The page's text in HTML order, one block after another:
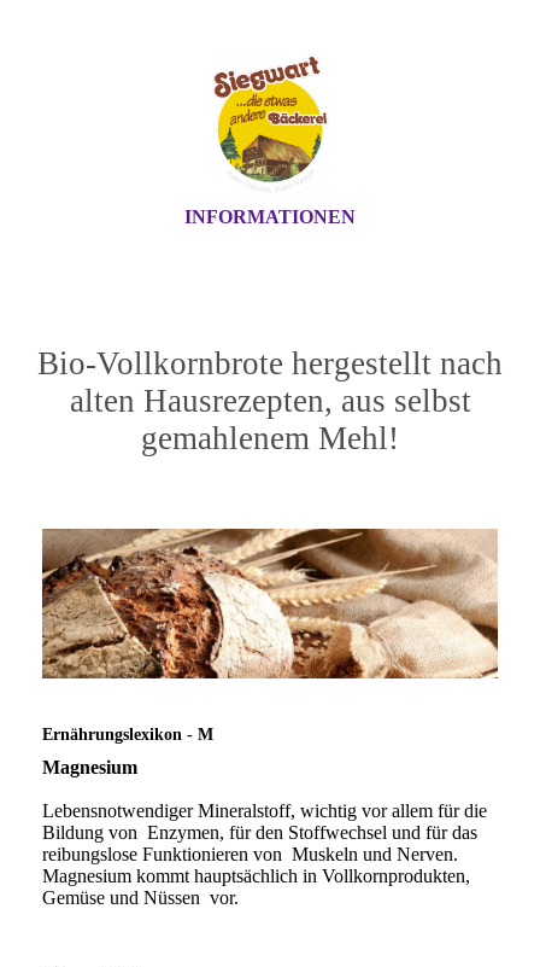
INFORMATIONEN
Bio-Vollkornbrote hergestellt nach
alten Hausrezepten, aus selbst
gemahlenem Mehl!
Ernährungslexikon - M
Magnesium
Lebensnotwendiger Mineralstoff, wichtig vor allem für die
Bildung von Enzymen, für den Stoffwechsel und für das
reibungslose Funktionieren von Muskeln und Nerven.
Magnesium kommt hauptsächlich in Vollkornprodukten,
Gemüse und Nüssen vor.